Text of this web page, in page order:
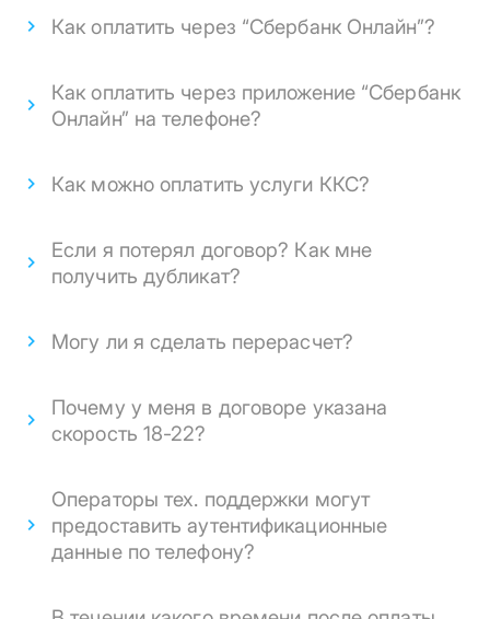
Как оплатить через “Сбербанк Онлайн”?
Как оплатить через приложение “Сбербанк
Онлайн” на телефоне?
Как можно оплатить услуги ККС?
Если я потерял договор? Как мне
получить дубликат?
Могу ли я сделать перерасчет?
Почему у меня в договоре указана
скорость 18-22?
Операторы тех. поддержки могут
предоставить аутентификационные
данные по телефону?